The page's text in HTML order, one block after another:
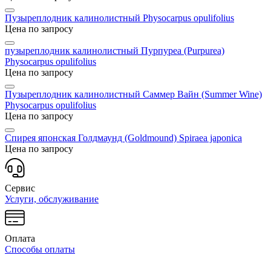
Пузыреплодник калинолистный Physocarpus opulifolius
Цена по запросу
пузыреплодник калинолистный Пурпуреа (Purpurea)
Physocarpus opulifolius
Цена по запросу
Пузыреплодник калинолистный Саммер Вайн (Summer Wine)
Physocarpus opulifolius
Цена по запросу
Спирея японская Голдмаунд (Goldmound) Spiraea japonica
Цена по запросу
Сервис
Услуги, обслуживание
Оплата
Способы оплаты